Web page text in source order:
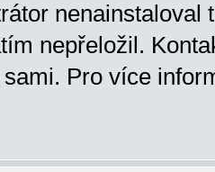
nenainstaloval
nepřeložil.
Pro více